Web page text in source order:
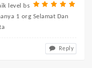
level bs
1 org Selamat Dan
Reply